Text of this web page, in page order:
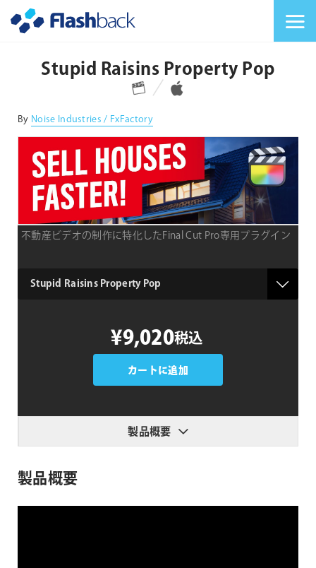
Stupid Raisins Property Pop
対応プラットフォーム 対応OS
By Noise Industries / FxFactory
不動産ビデオの制作に特化したFinal Cut Pro専用プラグイン
type
¥9,020税込
カートに追加
製品概要
製品概要